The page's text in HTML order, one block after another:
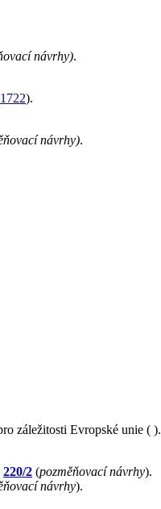
návrhy).
1722).
návrhy).
záležitosti Evropské unie ( ).
220/2 (pozměňovací návrhy).
návrhy).